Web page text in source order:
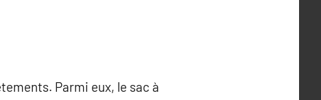
Parmi eux, le sac à